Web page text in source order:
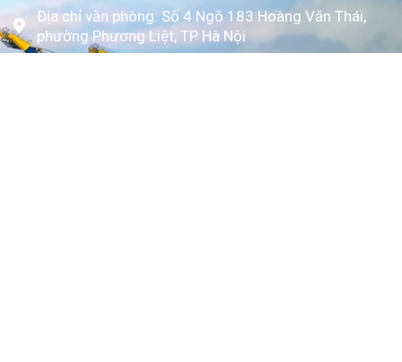
Địa chỉ văn phòng: Số 4 Ngõ 183 Hoàng Văn Thái,
phường Phương Liệt, TP Hà Nội